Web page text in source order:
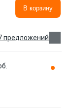
В корзину
предложений